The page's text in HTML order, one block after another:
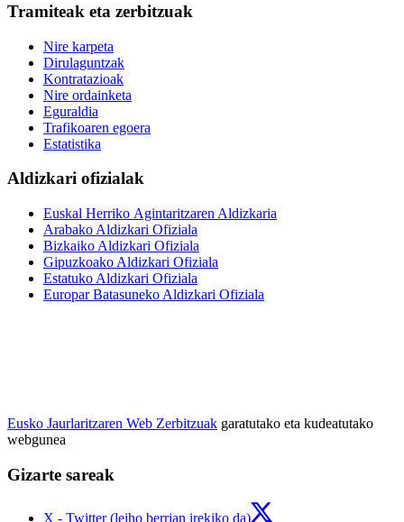
Tramiteak eta zerbitzuak
Nire karpeta
Dirulaguntzak
Kontratazioak
Nire ordainketa
Eguraldia
Trafikoaren egoera
Estatistika
Aldizkari ofizialak
Euskal Herriko Agintaritzaren Aldizkaria
Arabako Aldizkari Ofiziala
Bizkaiko Aldizkari Ofiziala
Gipuzkoako Aldizkari Ofiziala
Estatuko Aldizkari Ofiziala
Europar Batasuneko Aldizkari Ofiziala
Eusko Jaurlaritzaren Web Zerbitzuak garatutako eta kudeatutako
webgunea
Gizarte sareak
X - Twitter (leiho berrian irekiko da)